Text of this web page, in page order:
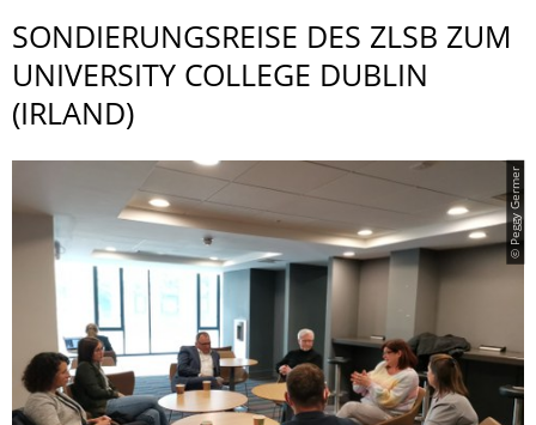
SONDIERUNGSREI­SE DES ZLSB ZUM
UNIVERSITY COLLEGE DUBLIN
(IRLAND)
© Peggy Germer